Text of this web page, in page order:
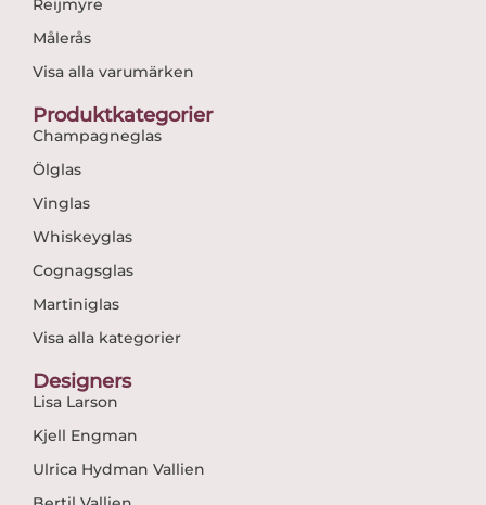
Reijmyre
Målerås
Visa alla varumärken
Produktkategorier
Champagneglas
Ölglas
Vinglas
Whiskeyglas
Cognagsglas
Martiniglas
Visa alla kategorier
Designers
Lisa Larson
Kjell Engman
Ulrica Hydman Vallien